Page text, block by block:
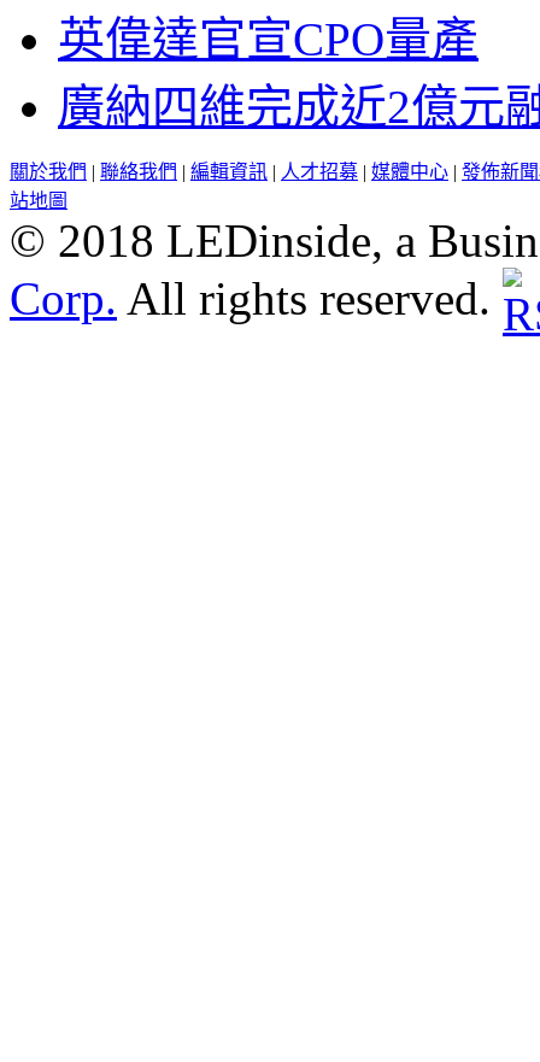
英偉達官宣CPO量產
廣納四維完成近2億元
關於我們 | 聯絡我們 | 編輯資訊 | 人才招募 | 媒體中心 | 發佈新
站地圖
© 2018 LEDinside, a
Corp. All rights reserved.